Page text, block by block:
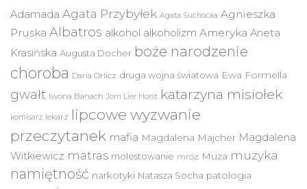
Adamada Agata Przybyłek Agata Suchocka Agnieszka
Pruska Albatros alkohol alkoholizm Ameryka Aneta
Krasińska Augusta Docher boże narodzenie
choroba Daria Orlicz druga wojna światowa Ewa Formella
gwałt Iwona Banach Jorn Lier Horst katarzyna misiołek
komisarz lekarz lipcowe wyzwanie
przeczytanek mafia Magdalena Majcher Magdalena
Witkiewicz matras molestowanie mróz Muza muzyka
namiętność narkotyki Natasza Socha patologia